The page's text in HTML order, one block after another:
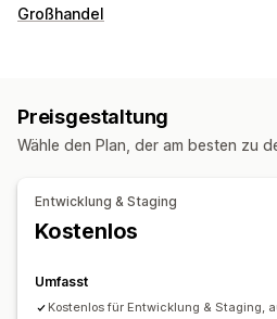
Warenkorbwiederherstellung
Großhandel
Preisgestaltung
Wähle den Plan, der am besten zu
Entwicklung & Staging
Kostenlos
Umfasst
Kostenlos für Entwicklung & Staging,